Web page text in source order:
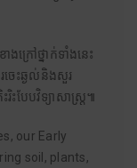
ក្រៅថ្នាក់ទាំងនេះ
េះឆ្ងល់និងសួរ
បែបវិទ្យាសាស្រ្ត៕
our Early
soil, plants,